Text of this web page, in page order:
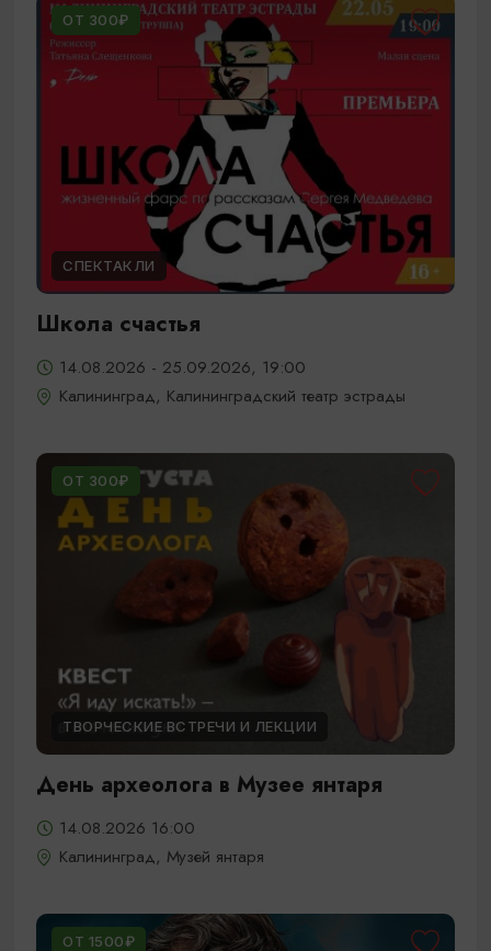
ОТ 300₽
СПЕКТАКЛИ
Школа счастья
14.08.2026 - 25.09.2026, 19:00
Калининград, Калининградский театр эстрады
ОТ 300₽
ТВОРЧЕСКИЕ ВСТРЕЧИ И ЛЕКЦИИ
День археолога в Музее янтаря
14.08.2026 16:00
Калининград, Музей янтаря
ОТ 1500₽